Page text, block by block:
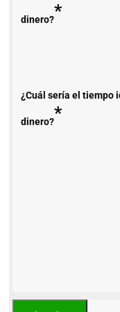
dinero?*
¿Cuál sería el tiempo
dinero?*